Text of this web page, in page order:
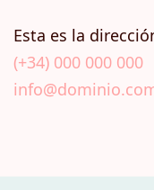
Esta es la
(+34) 000 000 000